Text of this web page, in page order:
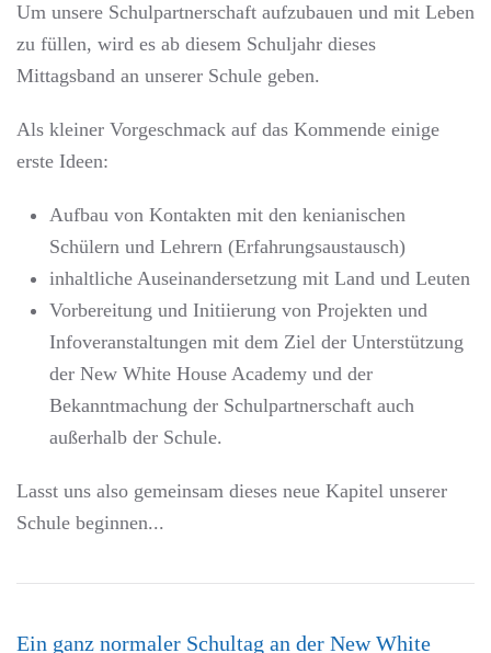
Um unsere Schulpartnerschaft aufzubauen und mit Leben
zu füllen, wird es ab diesem Schuljahr dieses
Mittagsband an unserer Schule geben.
Als kleiner Vorgeschmack auf das Kommende einige
erste Ideen:
Aufbau von Kontakten mit den kenianischen
Schülern und Lehrern (Erfahrungsaustausch)
inhaltliche Auseinandersetzung mit Land und Leuten
Vorbereitung und Initiierung von Projekten und
Infoveranstaltungen mit dem Ziel der Unterstützung
der New White House Academy und der
Bekanntmachung der Schulpartnerschaft auch
außerhalb der Schule.
Lasst uns also gemeinsam dieses neue Kapitel unserer
Schule beginnen...
Ein ganz normaler Schultag an der New White